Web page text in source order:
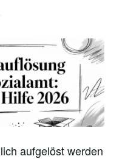
aufgelöst werden